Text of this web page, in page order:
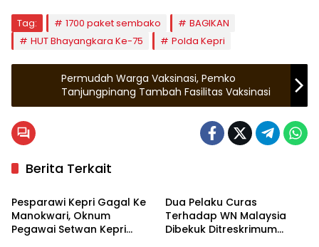
Tag: 1700 paket sembako
BAGIKAN
HUT Bhayangkara Ke-75
Polda Kepri
Permudah Warga Vaksinasi, Pemko
Tanjungpinang Tambah Fasilitas Vaksinasi
Berita Terkait
Hukrim
Pesparawi Kepri Gagal Ke
Manokwari, Oknum
Pegawai Setwan Kepri
Dua Pelaku Curas
Terhadap WN Malaysia
Dibekuk Ditreskrimum
Hukrim Kepulauan Riau